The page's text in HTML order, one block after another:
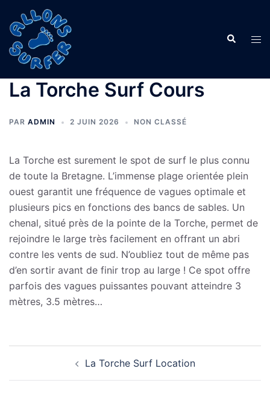
au
contenu
La Torche Surf Cours
PAR ADMIN 2 JUIN 2026 NON CLASSÉ
La Torche est surement le spot de surf le plus connu
de toute la Bretagne. L’immense plage orientée plein
ouest garantit une fréquence de vagues optimale et
plusieurs pics en fonctions des bancs de sables. Un
chenal, situé près de la pointe de la Torche, permet de
rejoindre le large très facilement en offrant un abri
contre les vents de sud. N’oubliez tout de même pas
d’en sortir avant de finir trop au large ! Ce spot offre
parfois des vagues puissantes pouvant atteindre 3
mètres, 3.5 mètres…
La Torche Surf Location